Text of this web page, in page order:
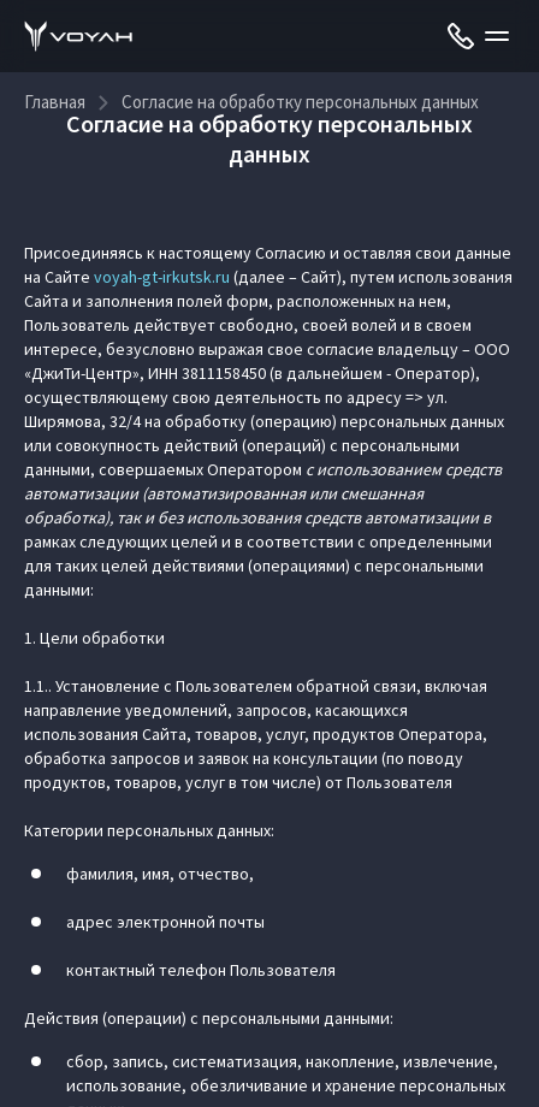
Главная Согласие на обработку персональных данных
Согласие на обработку персональных
данных
Присоединяясь к настоящему Согласию и оставляя свои данные
на Сайте voyah-gt-irkutsk.ru (далее – Сайт), путем использования
Сайта и заполнения полей форм, расположенных на нем,
Пользователь действует свободно, своей волей и в своем
интересе, безусловно выражая свое согласие владельцу – ООО
«ДжиТи-Центр», ИНН 3811158450 (в дальнейшем - Оператор),
осуществляющему свою деятельность по адресу => ул.
Ширямова, 32/4 на обработку (операцию) персональных данных
или совокупность действий (операций) с персональными
данными, совершаемых Оператором с использованием средств
автоматизации (автоматизированная или смешанная
обработка), так и без использования средств автоматизации в
рамках следующих целей и в соответствии с определенными
для таких целей действиями (операциями) с персональными
данными:
1. Цели обработки
1.1.. Установление с Пользователем обратной связи, включая
направление уведомлений, запросов, касающихся
использования Сайта, товаров, услуг, продуктов Оператора,
обработка запросов и заявок на консультации (по поводу
продуктов, товаров, услуг в том числе) от Пользователя
Категории персональных данных:
фамилия, имя, отчество,
адрес электронной почты
контактный телефон Пользователя
Действия (операции) с персональными данными:
сбор, запись, систематизация, накопление, извлечение,
использование, обезличивание и хранение персональных